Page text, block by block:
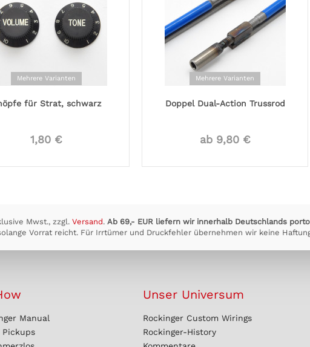
Mehrere Varianten
für Strat, schwarz
1,80 €
Mehrere Varianten
Doppel Dual-Action Trussrod
ab 9,80 €
Mwst., zzgl. Versand. Ab 69,- EUR liefern wir innerhalb Deutschlands
Vorrat reicht. Für Irrtümer und Druckfehler übernehmen wir keine
Manual
Unser Universum
Rockinger Custom Wirings
Rockinger-History